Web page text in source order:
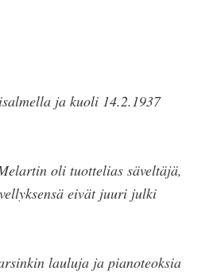
ja kuoli 14.2.1937
oli tuottelias säveltäjä,
eivät juuri julki
lauluja ja pianoteoksia